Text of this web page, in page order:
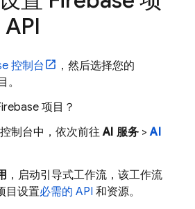
控制台
，然后选择您的
。
项目？
控制台中，依次前往AI 服务 >AI
，启动引导式工作流，该工作流
目设置必需的 API 和资源。